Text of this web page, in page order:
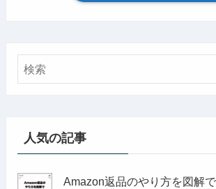
人気の記事
Amazon返品のやり方を図解